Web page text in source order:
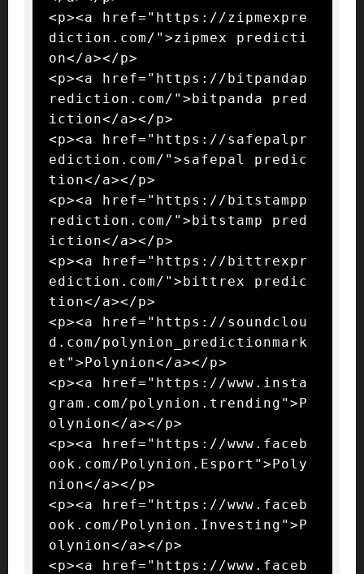
<p><a href="https://zipmexpre
diction.com/">zipmex predicti
on</a></p>
<p><a href="https://bitpandap
rediction.com/">bitpanda pred
iction</a></p>
<p><a href="https://safepalpr
ediction.com/">safepal predic
tion</a></p>
<p><a href="https://bitstampp
rediction.com/">bitstamp pred
iction</a></p>
<p><a href="https://bittrexpr
ediction.com/">bittrex predic
tion</a></p>
<p><a href="https://soundclou
d.com/polynion_predictionmark
et">Polynion</a></p>
<p><a href="https://www.insta
gram.com/polynion.trending">P
olynion</a></p>
<p><a href="https://www.faceb
ook.com/Polynion.Esport">Poly
nion</a></p>
<p><a href="https://www.faceb
ook.com/Polynion.Investing">P
olynion</a></p>
<p><a href="https://www.faceb